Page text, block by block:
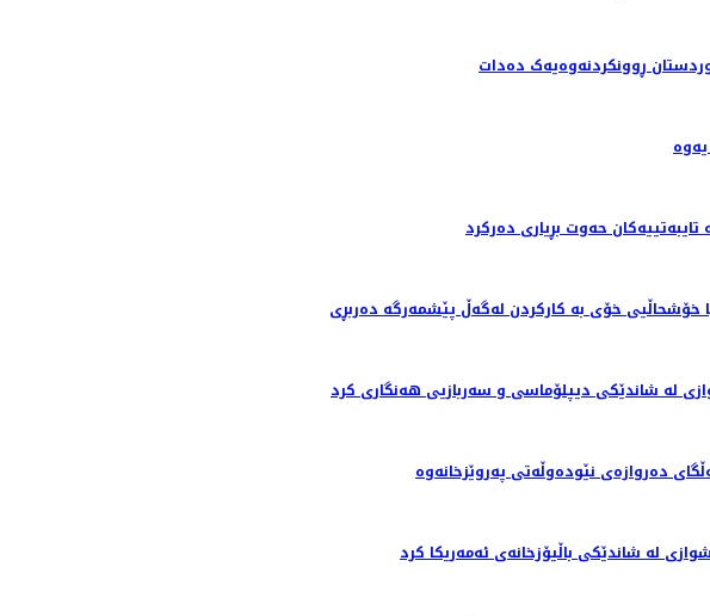
ڕوونکردنەوەیەک دەدات
حەوت بڕیاری دەرکرد
خۆشحاڵیی خۆی بە كاركردن لەگەڵ پێشمەرگە دەربڕی
لە شاندێکی دیپلۆماسی و سەربازیی هەنگاری کرد
دەروازەی نێودەوڵەتی پەروێزخانەوە
لە شاندێکی باڵیۆزخانه‌ی ئه‌مه‌ریکا کرد